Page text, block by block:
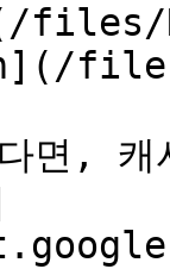
files/
다면,